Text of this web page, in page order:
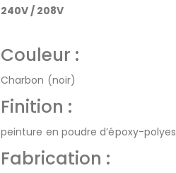
240V / 208V
Couleur :
Charbon (noir)
Finition :
peinture en poudre d’époxy-
Fabrication :